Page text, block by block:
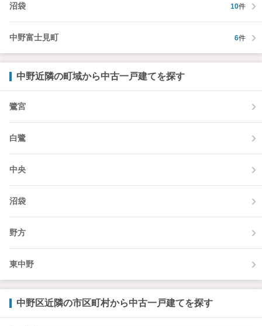
沼袋 10件
中野富士見町 6件
中野近隣の町域から中古一戸建てを探す
鷺宮
白鷺
中央
沼袋
野方
東中野
中野区近隣の市区町村から中古一戸建てを探す